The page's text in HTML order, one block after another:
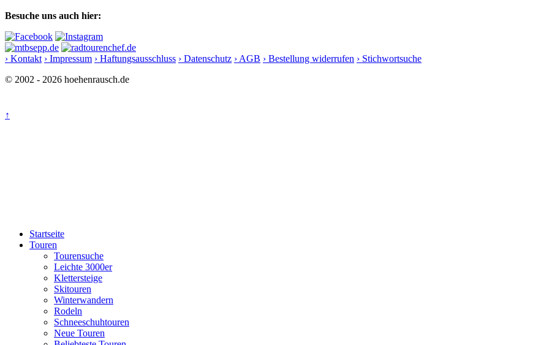
Besuche uns auch hier:
› Kontakt › Impressum › Haftungsausschluss › Datenschutz › AGB › Bestellung widerrufen › Stichwortsuche
© 2002 - 2026 hoehenrausch.de
↑
Startseite
Touren
Tourensuche
Leichte 3000er
Klettersteige
Skitouren
Winterwandern
Rodeln
Schneeschuhtouren
Neue Touren